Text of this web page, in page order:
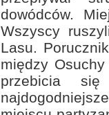
dowódców.
Wszyscy
Lasu.
między
przebicia